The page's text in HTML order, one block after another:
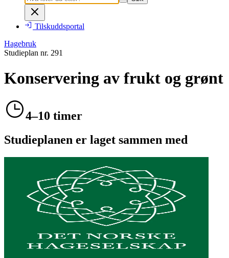
Tilskuddsportal
Hagebruk
Studieplan nr. 291
Konservering av frukt og grønt
4–10 timer
Studieplanen er laget sammen med